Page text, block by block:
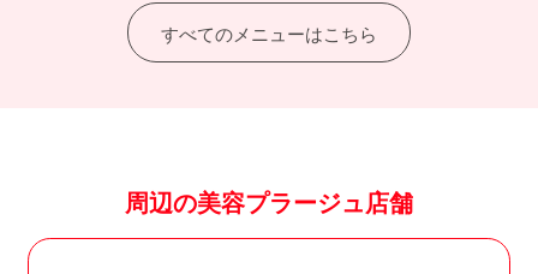
すべてのメニューはこちら
周辺の美容プラージュ店舗